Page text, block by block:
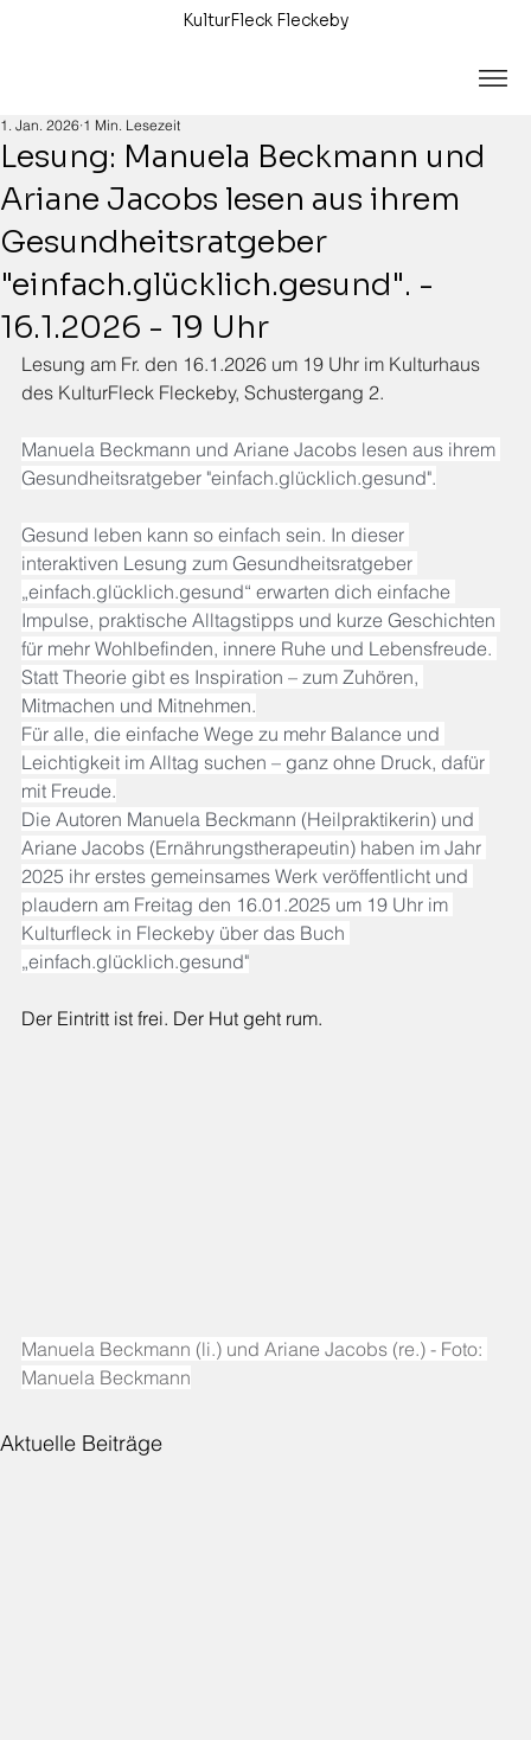
KulturFleck Fleckeby
Lesung: Manuela Beckmann und
Ariane Jacobs lesen aus ihrem
Gesundheitsratgeber
"einfach.glücklich.gesund". -
16.1.2026 - 19 Uhr
1. Jan. 2026 1 Min. Lesezeit
Lesung am Fr. den 16.1.2026 um 19 Uhr im Kulturhaus
des KulturFleck Fleckeby, Schustergang 2.
Manuela Beckmann und Ariane Jacobs lesen aus ihrem
Gesundheitsratgeber "einfach.glücklich.gesund".
Gesund leben kann so einfach sein. In dieser
interaktiven Lesung zum Gesundheitsratgeber
„einfach.glücklich.gesund“ erwarten dich einfache
Impulse, praktische Alltagstipps und kurze Geschichten
für mehr Wohlbefinden, innere Ruhe und Lebensfreude.
Statt Theorie gibt es Inspiration – zum Zuhören,
Mitmachen und Mitnehmen.
Für alle, die einfache Wege zu mehr Balance und
Leichtigkeit im Alltag suchen – ganz ohne Druck, dafür
mit Freude.
Die Autoren Manuela Beckmann (Heilpraktikerin) und
Ariane Jacobs (Ernährungstherapeutin) haben im Jahr
2025 ihr erstes gemeinsames Werk veröffentlicht und
plaudern am Freitag den 16.01.2025 um 19 Uhr im
Kulturfleck in Fleckeby über das Buch
„einfach.glücklich.gesund"
Der Eintritt ist frei. Der Hut geht rum.
Manuela Beckmann (li.) und Ariane Jacobs (re.) - Foto:
Manuela Beckmann
Aktuelle Beiträge